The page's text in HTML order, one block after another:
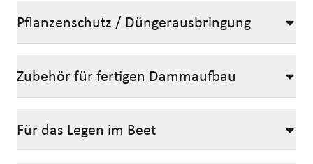
Pflanzenschutz / Düngerausbringung
Zubehör für fertigen Dammaufbau
Für das Legen im Beet